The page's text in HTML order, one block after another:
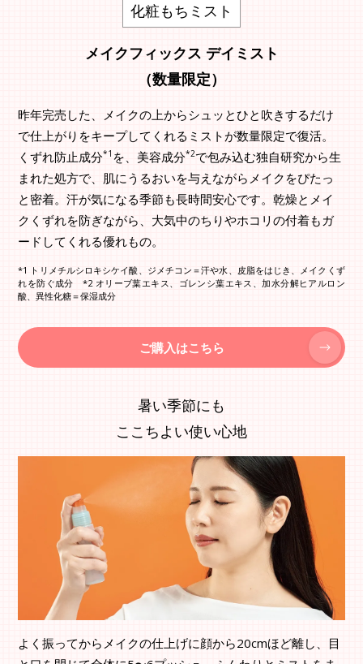
化粧もちミスト
メイクフィックス デイミスト
（数量限定）
昨年完売した、メイクの上からシュッとひと吹きするだけ
で仕上がりをキープしてくれるミストが数量限定で復活。
くずれ防止成分*1 を、美容成分*2で包み込む独自研究から生
まれた処方で、肌にうるおいを与えながらメイクをぴたっ
と密着。汗が気になる季節も長時間安心です。乾燥とメイ
クくずれを防ぎながら、大気中のちりやホコリの付着もガ
ードしてくれる優れもの。
*1 トリメチルシロキシケイ酸、ジメチコン＝汗や水、皮脂をはじき、メイクくず
れを防ぐ成分 *2 オリーブ葉エキス、ゴレンシ葉エキス、加水分解ヒアルロン
酸、異性化糖＝保湿成分
ご購入はこちら
暑い季節にも
ここちよい使い心地
よく振ってからメイクの仕上げに顔から20cmほど離し、目